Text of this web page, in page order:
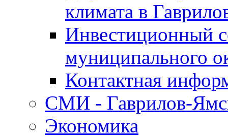
климата в
Инвестиционный
муниципального
Контактная
СМИ - Гаврилов-
Экономика